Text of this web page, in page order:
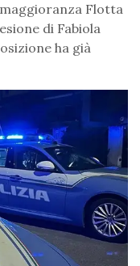
Flotta
di Fabiola
ha già